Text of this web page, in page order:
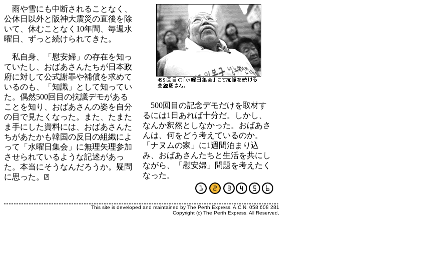
雨や雪にも中断されることなく、
公休日以外と阪神大震災の直後を除
いて、休むことなく10年間、毎週水
曜日、ずっと続けられてきた。
私自身、「慰安婦」の存在を知っ
ていたし、おばあさんたちが日本政
府に対して公式謝罪や補償を求めて
いるのも、「知識」として知ってい
た。偶然500回目の抗議デモがある
ことを知り、おばあさんの姿を自分
の目で見たくなった。また、たまた
ま手にした資料には、おばあさんた
ちがあたかも韓国の反日の組織によ
って「水曜日集会」に無理矢理参加
させられているような記述があっ
た。本当にそうなんだろうか。疑問
に思った。
500回目の記念デモだけを取材す
るには1日あれば十分だ。しかし、
なんか釈然としなかった。おばあさ
んは、何をどう考えているのか。
「ナヌムの家」に1週間泊まり込
み、おばあさんたちと生活を共にし
ながら、「慰安婦」問題を考えたく
なった。
This site is developed and maintained by The Perth Express. A.C.N. 058 608 281
Copyright (c) The Perth Express. All Reserved.